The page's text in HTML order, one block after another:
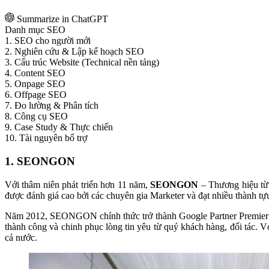
Summarize in ChatGPT
Danh mục SEO
1. SEO cho người mới
2. Nghiên cứu & Lập kế hoạch SEO
3. Cấu trúc Website (Technical nền tảng)
4. Content SEO
5. Onpage SEO
6. Offpage SEO
7. Đo lường & Phân tích
8. Công cụ SEO
9. Case Study & Thực chiến
10. Tài nguyên bổ trợ
1. SEONGON
Với thâm niên phát triển hơn 11 năm,SEONGON – Thương hiệu
được đánh giá cao bởi các chuyên gia Marketer và đạt nhiều thành
Năm 2012, SEONGON chính thức trở thành Google Partner
thành công và chinh phục lòng tin yêu từ quý khách hàng, đối
cả nước.